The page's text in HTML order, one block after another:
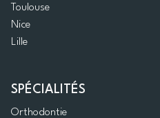
Toulouse
Nice
Lille
SPÉCIALITÉS
Orthodontie